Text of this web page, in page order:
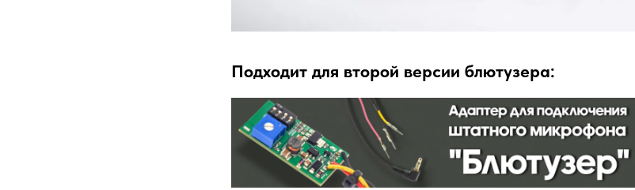
Подходит для второй версии блютузера: